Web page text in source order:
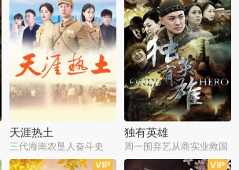
天涯热土
三代海南农垦人奋斗史
独有英雄
周一围弃艺从商实业救国
全50集 全51集